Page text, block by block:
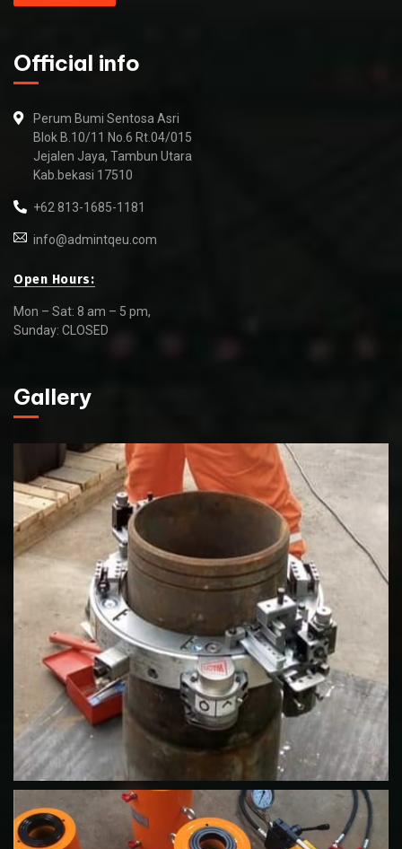
Official info
Perum Bumi Sentosa Asri
Blok B.10/11 No.6 Rt.04/015
Jejalen Jaya, Tambun Utara
Kab.bekasi 17510
+62 813-1685-1181
info@admintqeu.com
Open Hours:
Mon – Sat: 8 am – 5 pm,
Sunday: CLOSED
Gallery